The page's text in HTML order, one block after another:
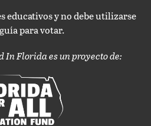
educativos y no debe utilizarse
para votar.
In Florida es un proyecto de: